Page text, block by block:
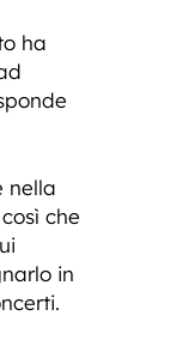
ha
nella
che
in